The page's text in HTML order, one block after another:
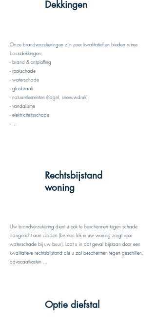
Dekkingen
Onze brandverzekeringen zijn zeer kwalitatief en bieden ruime
basisdekkingen:
- brand & ontploffing
- rookschade
- waterschade
- glasbraak
- natuurelementen (hagel, sneeuwdruk)
- vandalisme
- elektriciteitsschade
- ...
Rechtsbijstand
woning
Uw brandverzekering dient u ook te beschermen tegen schade
aangericht aan derden (bv. een lek in uw woning zorgt voor
waterschade bij uw buur). Laat u in dat geval bijstaan door een
kwalitatieve rechtsbijstand die u zal beschermen tegen geschillen,
advocaatkosten ...
Optie diefstal